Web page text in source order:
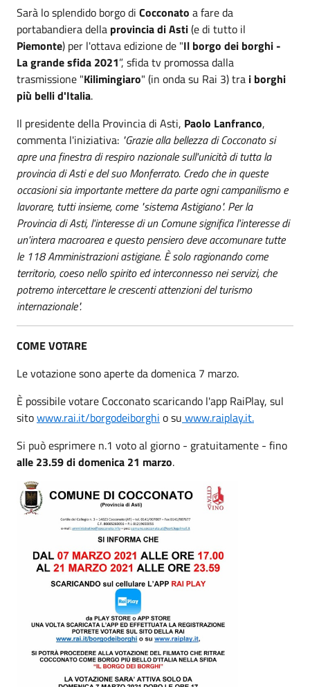
Sarà lo splendido borgo di Cocconato a fare da
portabandiera della provincia di Asti(e di tutto il
Piemonte) per l'ottava edizione de "Il borgo dei borghi -
La grande sfida 2021”, sfida tv promossa dalla
trasmissione "Kilimingiaro" (in onda su Rai 3) tra i borghi
più belli d'Italia.
Il presidente della Provincia di Asti, Paolo Lanfranco,
commenta l'iniziativa: "Grazie alla bellezza di Cocconato si
apre una finestra di respiro nazionale sull'unicità di tutta la
provincia di Asti e del suo Monferrato. Credo che in queste
occasioni sia importante mettere da parte ogni campanilismo e
lavorare, tutti insieme, come "sistema Astigiano". Per la
Provincia di Asti, l'interesse di un Comune significa l'interesse di
un'intera macroarea e questo pensiero deve accomunare tutte
le 118 Amministrazioni astigiane. È solo ragionando come
territorio, coeso nello spirito ed interconnesso nei servizi, che
potremo intercettare le crescenti attenzioni del turismo
internazionale".
COME VOTARE
Le votazione sono aperte da domenica 7 marzo.
È possibile votare Cocconato scaricando l'app RaiPlay, sul
sitowww.rai.it/borgodeiborghi o su www.raiplay.it.
Si può esprimere n.1 voto al giorno - gratuitamente - fino
alle 23.59 di domenica 21 marzo.